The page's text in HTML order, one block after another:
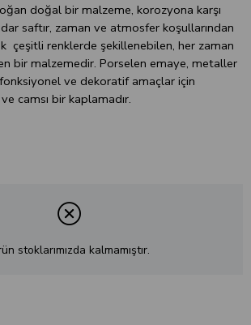
doğal bir malzeme, korozyona karşı
saftır, zaman ve atmosfer koşullarından
çeşitli renklerde şekillenebilen, her zaman
bir malzemedir. Porselen emaye, metaller
ve dekoratif amaçlar için
camsı bir kaplamadır.
stoklarımızda kalmamıştır.